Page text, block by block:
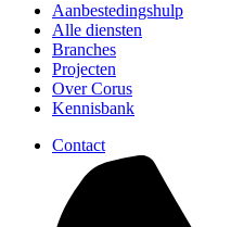
Aanbestedingshulp
Alle diensten
Branches
Projecten
Over Corus
Kennisbank
Contact